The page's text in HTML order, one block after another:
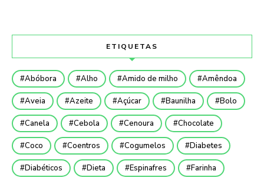
ETIQUETAS
Abóbora Alho Amido de milho Amêndoa
Aveia Azeite Açúcar Baunilha Bolo
Canela Cebola Cenoura Chocolate
Coco Coentros Cogumelos Diabetes
Diabéticos Dieta Espinafres Farinha